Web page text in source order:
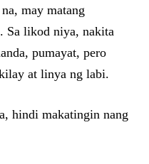
may matang
Sa likod niya, nakita
pumayat, pero
at linya ng labi.
hindi makatingin nang